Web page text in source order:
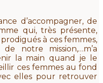
de
qui, très présente,
à ces femmes,
notre mission,…m’a
la main quand je le
ces femmes au fond
elles pour retrouver